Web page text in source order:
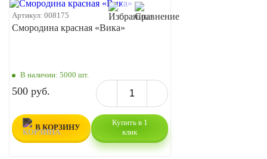
Артикул: 008175
Смородина красная «Вика»
В наличии: 5000 шт.
500 руб.
В КОРЗИНУ
Купить в 1
клик